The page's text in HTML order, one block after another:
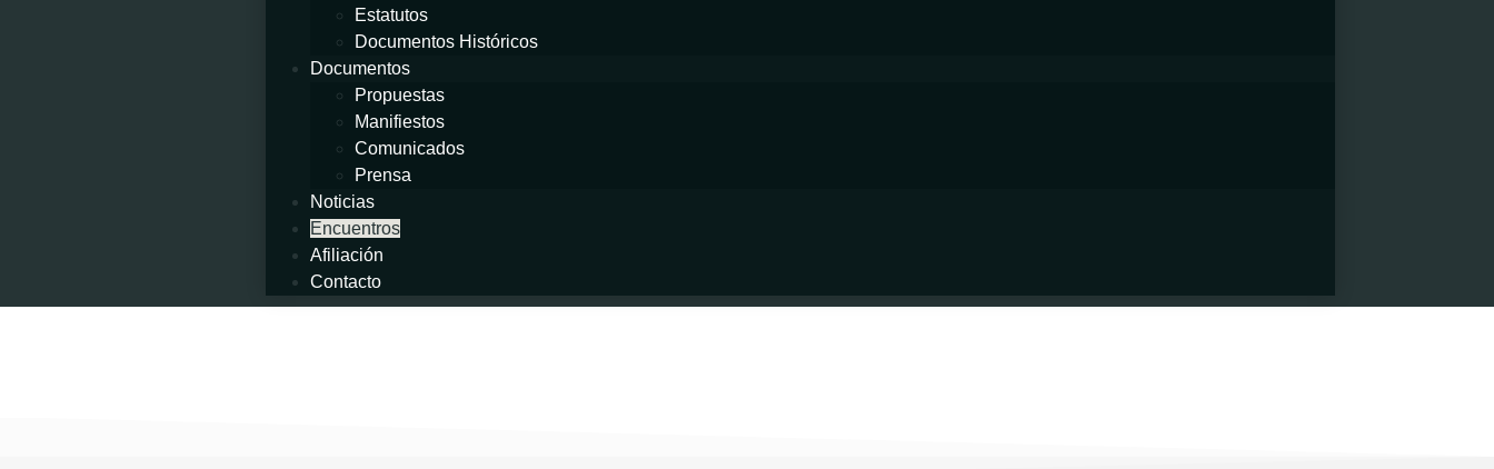
Estatutos
Documentos Históricos
Documentos
Propuestas
Manifiestos
Comunicados
Prensa
Noticias
Encuentros
Afiliación
Contacto